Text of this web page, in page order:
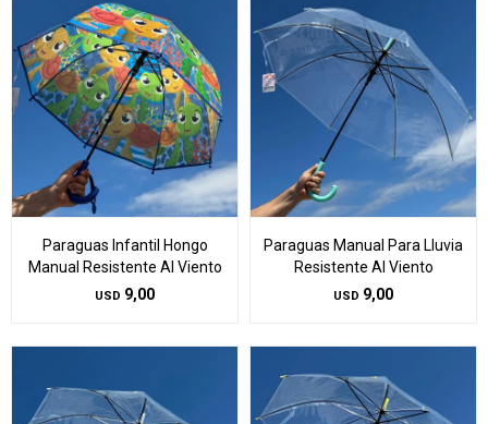
Paraguas Infantil Hongo
Manual Resistente Al Viento
USD 9,00
Paraguas Manual Para Lluvia
Resistente Al Viento
USD 9,00